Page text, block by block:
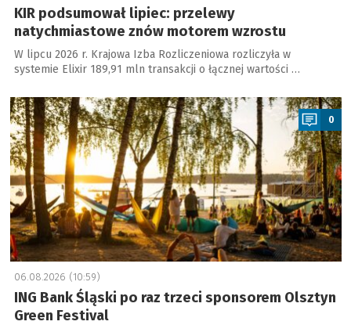
KIR podsumował lipiec: przelewy
natychmiastowe znów motorem wzrostu
W lipcu 2026 r. Krajowa Izba Rozliczeniowa rozliczyła w
systemie Elixir 189,91 mln transakcji o łącznej wartości …
a
0
06.08.2026 (10:59)
ING Bank Śląski po raz trzeci sponsorem Olsztyn
Green Festival